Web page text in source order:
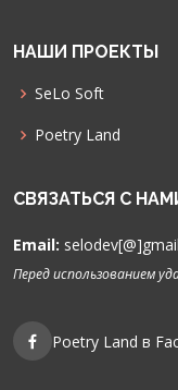
НАШИ ПРОЕКТЫ
SeLo Soft
Poetry Land
СВЯЗАТЬСЯ С
Email:
Перед использованием
Poetry Land в